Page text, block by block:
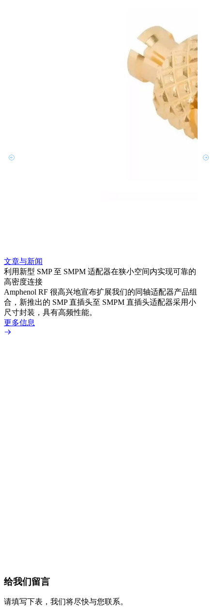
文章与新闻
利用新型 SMP 至 SMPM 适配器在狭小空间内实现可靠的
高密度连接
Amphenol RF 很高兴地宣布扩展我们的同轴适配器产品组
合，新推出的 SMP 直插头至 SMPM 直插头适配器采用小
尺寸封装，具有高频性能。
更多信息
给我们留言
请填写下表，我们将尽快与您联系。